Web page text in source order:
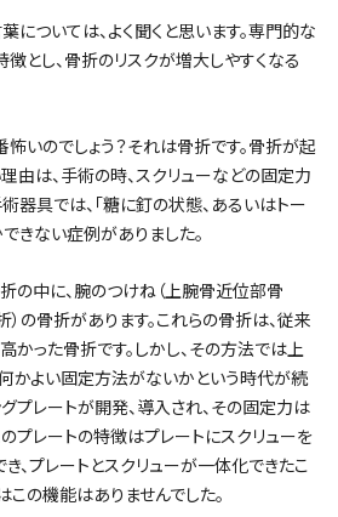
については、よく聞くと思います。専門的な
とし、骨折のリスクが増大しやすくなる
いのでしょう？それは骨折です。骨折が起
由は、手術の時、スクリューなどの固定力
器具では、「糖に釘の状態、あるいはトー
きない症例がありました。
の中に、腕のつけね（上腕骨近位部骨
）の骨折があります。これらの骨折は、従来
った骨折です。しかし、その方法では上
かよい固定方法がないかという時代が続
グプレートが開発、導入され、その固定力は
プレートの特徴はプレートにスクリューを
き、プレートとスクリューが一体化できたこ
この機能はありませんでした。